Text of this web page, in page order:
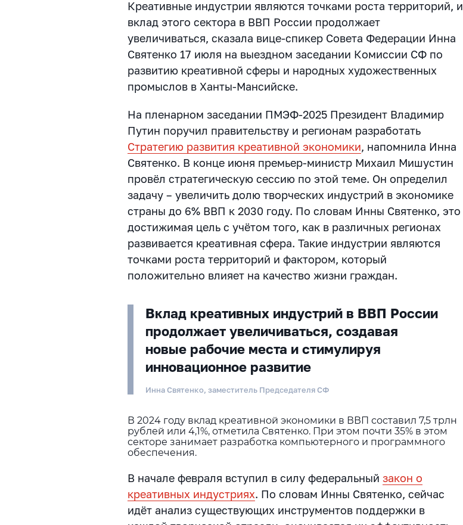
Креативные индустрии являются точками роста территорий, и
вклад этого сектора в ВВП России продолжает
увеличиваться, сказала вице-спикер Совета Федерации Инна
Святенко 17 июля на выездном заседании Комиссии СФ по
развитию креативной сферы и народных художественных
промыслов в Ханты-Мансийске.
На пленарном заседании ПМЭФ-2025 Президент Владимир
Путин поручил правительству и регионам разработать
Стратегию развития креативной экономики, напомнила Инна
Святенко. В конце июня премьер-министр Михаил Мишустин
провёл стратегическую сессию по этой теме. Он определил
задачу – увеличить долю творческих индустрий в экономике
страны до 6% ВВП к 2030 году. По словам Инны Святенко, это
достижимая цель с учётом того, как в различных регионах
развивается креативная сфера. Такие индустрии являются
точками роста территорий и фактором, который
положительно влияет на качество жизни граждан.
Вклад креативных индустрий в ВВП России
продолжает увеличиваться, создавая
новые рабочие места и стимулируя
инновационное развитие
Инна Святенко, заместитель Председателя СФ
В 2024 году вклад креативной экономики в ВВП составил 7,5 трлн
рублей или 4,1%, отметила Святенко. При этом почти 35% в этом
секторе занимает разработка компьютерного и программного
обеспечения.
В начале февраля вступил в силу федеральныйзакон о
креативных индустриях. По словам Инны Святенко, сейчас
идёт анализ существующих инструментов поддержки в